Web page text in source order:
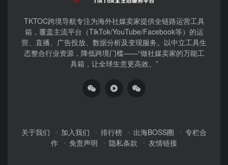
TKTOC跨境导航​专注为海外社媒卖家提供全链路运营工具
箱，覆盖主流平台（TikTok/YouTube/Facebook等）​的运
营、直播、广告投放、数据分析及变现服务。以中立工具生
态整合行业资源，降低跨境门槛——“做社媒卖家的万能工
具箱，让全球生意更高效。”
关于我们 加入我们 排行榜 出海BOSS圈
专栏合
作
免责声明 隐私条款 友情链接